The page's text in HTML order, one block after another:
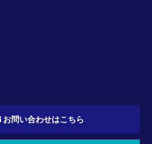
お問い合わせはこちら